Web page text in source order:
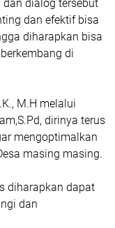
dialog tersebut
dan efektif bisa
diharapkan bisa
di
M.H melalui
dirinya terus
mengoptimalkan
masing masing.
diharapkan dapat
dan